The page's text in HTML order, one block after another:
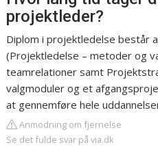
projektleder?
Diplom i projektledelse består
(Projektledelse – metoder og
teamrelationer samt
valgmoduler og et
at gennemføre hele
Anmodning om fjernelse
Se det fulde svar på via.dk